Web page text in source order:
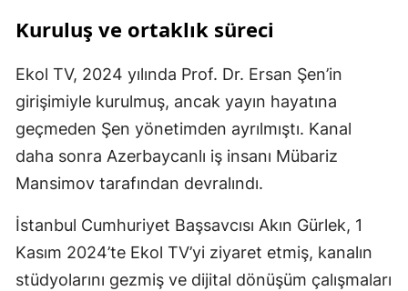
Kuruluş ve ortaklık süreci
Ekol TV, 2024 yılında Prof. Dr. Ersan Şen’in
girişimiyle kurulmuş, ancak yayın hayatına
geçmeden Şen yönetimden ayrılmıştı. Kanal
daha sonra Azerbaycanlı iş insanı Mübariz
Mansimov tarafından devralındı.
İstanbul Cumhuriyet Başsavcısı Akın Gürlek, 1
Kasım 2024’te Ekol TV’yi ziyaret etmiş, kanalın
stüdyolarını gezmiş ve dijital dönüşüm çalışmaları